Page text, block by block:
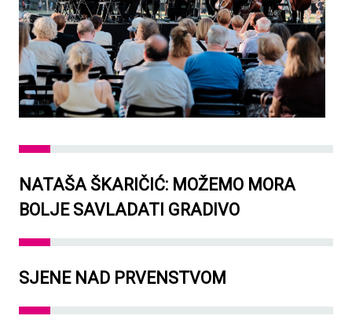
NATAŠA ŠKARIČIĆ: MOŽEMO MORA
BOLJE SAVLADATI GRADIVO
SJENE NAD PRVENSTVOM